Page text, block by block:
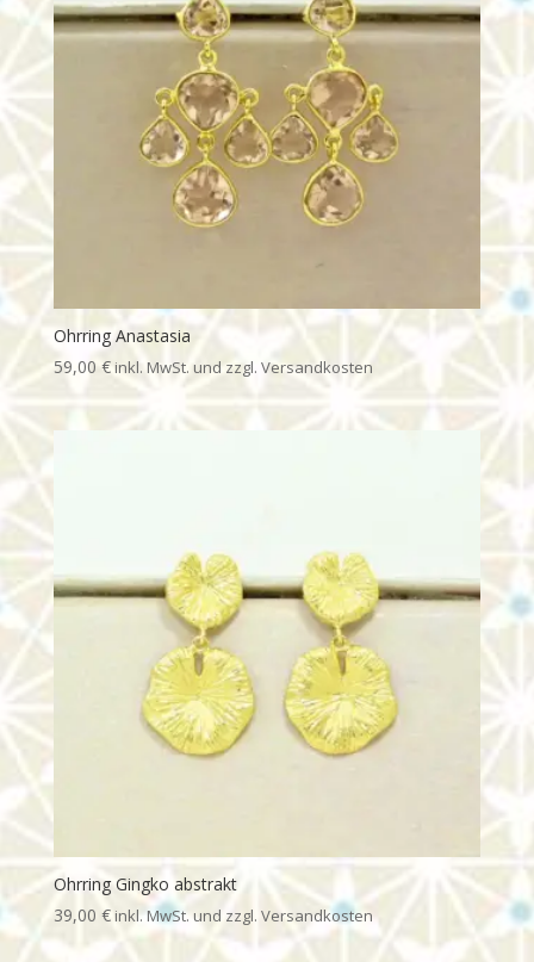
Ohrring Anastasia
59,00 €
Ohrring Gingko abstrakt
39,00 €